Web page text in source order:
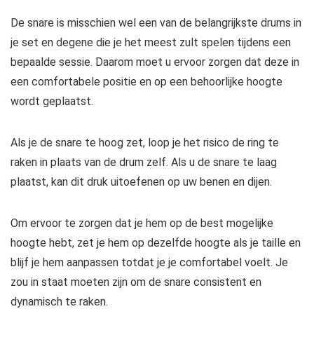
De snare is misschien wel een van de belangrijkste drums in
je set en degene die je het meest zult spelen tijdens een
bepaalde sessie. Daarom moet u ervoor zorgen dat deze in
een comfortabele positie en op een behoorlijke hoogte
wordt geplaatst.
Als je de snare te hoog zet, loop je het risico de ring te
raken in plaats van de drum zelf. Als u de snare te laag
plaatst, kan dit druk uitoefenen op uw benen en dijen.
Om ervoor te zorgen dat je hem op de best mogelijke
hoogte hebt, zet je hem op dezelfde hoogte als je taille en
blijf je hem aanpassen totdat je je comfortabel voelt. Je
zou in staat moeten zijn om de snare consistent en
dynamisch te raken.